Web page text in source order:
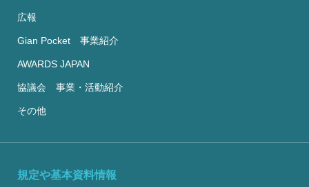
広報
Gian Pocket 事業紹介
AWARDS JAPAN
協議会 事業・活動紹介
その他
規定や基本資料情報